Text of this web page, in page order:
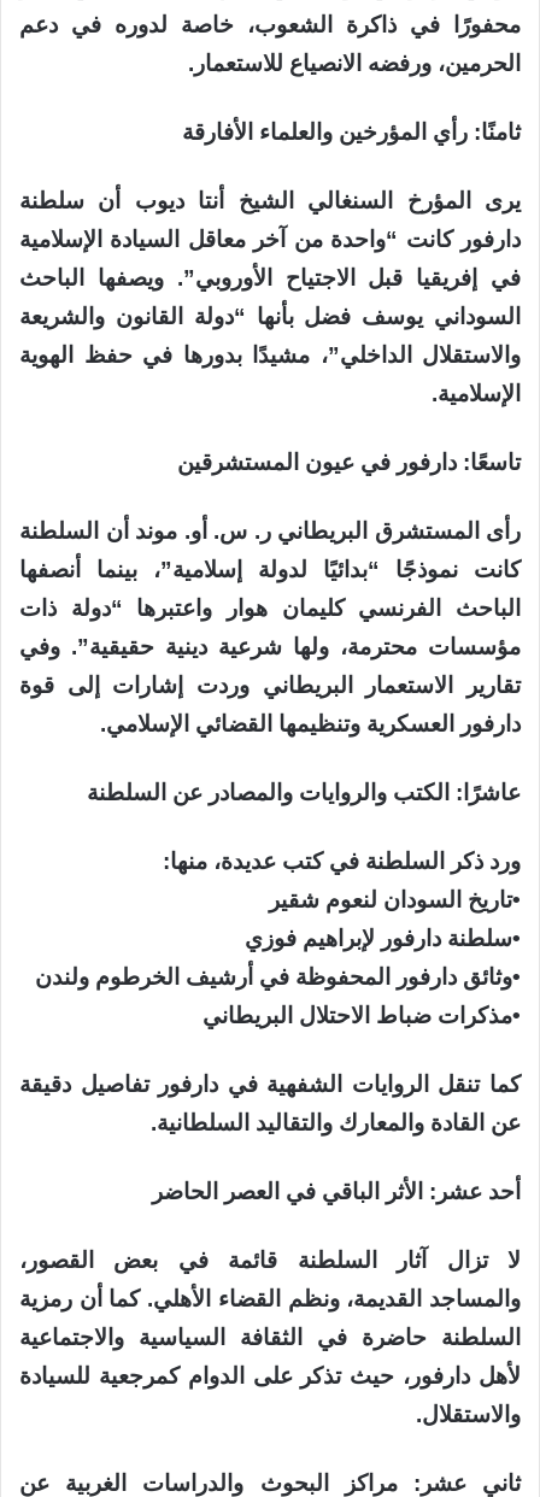
محفورًا في ذاكرة الشعوب، خاصة لدوره في دعم
الحرمين، ورفضه الانصياع للاستعمار.
ثامنًا: رأي المؤرخين والعلماء الأفارقة
يرى المؤرخ السنغالي الشيخ أنتا ديوب أن سلطنة
دارفور كانت “واحدة من آخر معاقل السيادة الإسلامية
في إفريقيا قبل الاجتياح الأوروبي”. ويصفها الباحث
السوداني يوسف فضل بأنها “دولة القانون والشريعة
والاستقلال الداخلي”، مشيدًا بدورها في حفظ الهوية
الإسلامية.
تاسعًا: دارفور في عيون المستشرقين
رأى المستشرق البريطاني ر. س. أو. موند أن السلطنة
كانت نموذجًا “بدائيًا لدولة إسلامية”، بينما أنصفها
الباحث الفرنسي كليمان هوار واعتبرها “دولة ذات
مؤسسات محترمة، ولها شرعية دينية حقيقية”. وفي
تقارير الاستعمار البريطاني وردت إشارات إلى قوة
دارفور العسكرية وتنظيمها القضائي الإسلامي.
عاشرًا: الكتب والروايات والمصادر عن السلطنة
ورد ذكر السلطنة في كتب عديدة، منها:
​•​تاريخ السودان لنعوم شقير
​•​سلطنة دارفور لإبراهيم فوزي
​•​وثائق دارفور المحفوظة في أرشيف الخرطوم ولندن
​•​مذكرات ضباط الاحتلال البريطاني
كما تنقل الروايات الشفهية في دارفور تفاصيل دقيقة
عن القادة والمعارك والتقاليد السلطانية.
أحد عشر: الأثر الباقي في العصر الحاضر
لا تزال آثار السلطنة قائمة في بعض القصور،
والمساجد القديمة، ونظم القضاء الأهلي. كما أن رمزية
السلطنة حاضرة في الثقافة السياسية والاجتماعية
لأهل دارفور، حيث تذكر على الدوام كمرجعية للسيادة
والاستقلال.
ثاني عشر: مراكز البحوث والدراسات الغربية عن